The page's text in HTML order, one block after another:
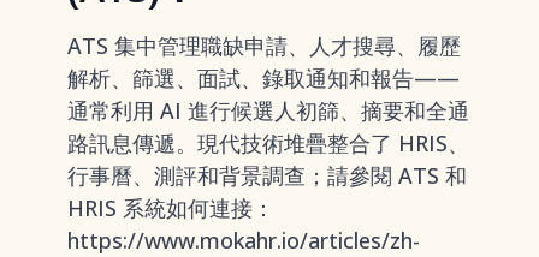
ATS 集中管理職缺申請、人才搜尋、履歷
解析、篩選、面試、錄取通知和報告——
通常利用 AI 進行候選人初篩、摘要和全通
路訊息傳遞。現代技術堆疊整合了 HRIS、
行事曆、測評和背景調查；請參閱 ATS 和
HRIS 系統如何連接：
https://www.mokahr.io/articles/zh-